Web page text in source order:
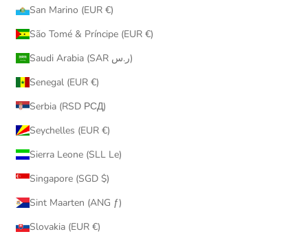
San Marino (EUR €)
São Tomé & Príncipe (EUR €)
Saudi Arabia (SAR ر.س)
Senegal (EUR €)
Serbia (RSD РСД)
Seychelles (EUR €)
Sierra Leone (SLL Le)
Singapore (SGD $)
Sint Maarten (ANG ƒ)
Slovakia (EUR €)